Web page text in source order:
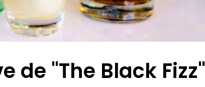
de "The Black Fizz"